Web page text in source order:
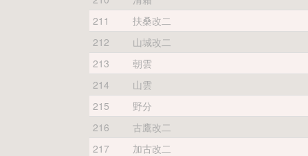
211
扶桑改二
212
山城改二
213
朝雲
214
山雲
215
野分
216
古鷹改二
217
加古改二